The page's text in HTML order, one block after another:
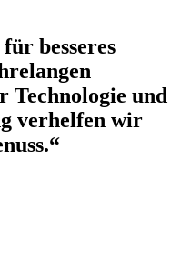
für besseres
Technologie und
verhelfen wir